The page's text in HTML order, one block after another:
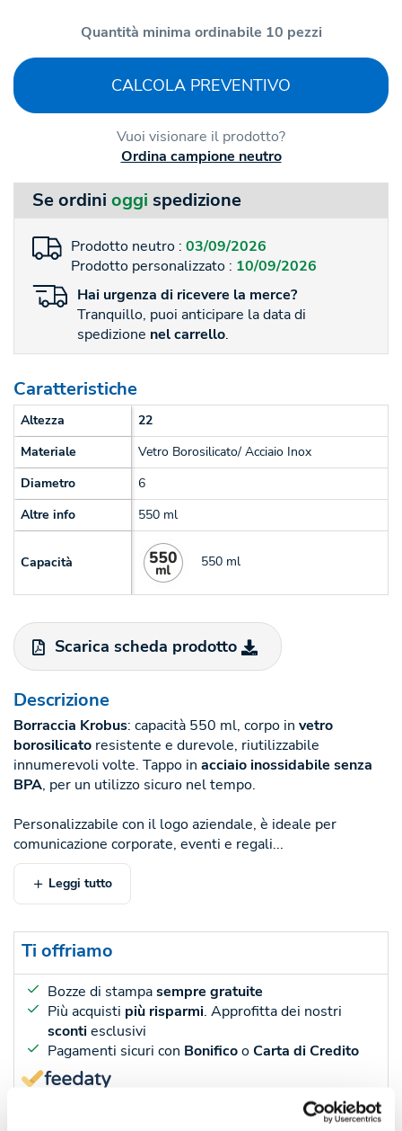
Quantità minima ordinabile 10 pezzi
CALCOLA PREVENTIVO
Vuoi visionare il prodotto?
Ordina campione neutro
Se ordini oggi spedizione
Prodotto neutro : 03/09/2026
Prodotto personalizzato : 10/09/2026
Hai urgenza di ricevere la merce?
Tranquillo, puoi anticipare la data di
spedizione nel carrello.
Caratteristiche
Altezza
22
Materiale
Vetro Borosilicato/ Acciaio Inox
Diametro
6
Altre info
550 ml
Capacità 550 ml
Scarica scheda prodotto
Descrizione
Borraccia Krobus: capacità 550 ml, corpo in vetro
borosilicato resistente e durevole, riutilizzabile
innumerevoli volte. Tappo in acciaio inossidabile senza
BPA, per un utilizzo sicuro nel tempo.
Personalizzabile con il logo aziendale, è ideale per
comunicazione corporate, eventi e regali...
Leggi tutto
Ti offriamo
Bozze di stampasempre gratuite
Più acquisti più risparmi. Approfitta dei nostri
scontiesclusivi
Pagamenti sicuri con BonificooCarta di Credito